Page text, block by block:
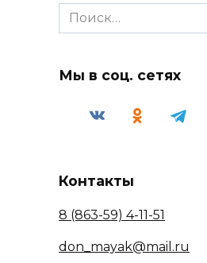
Search
for:
Мы в соц. сетях
Контакты
8 (863-59) 4-11-51
don_mayak@mail.ru